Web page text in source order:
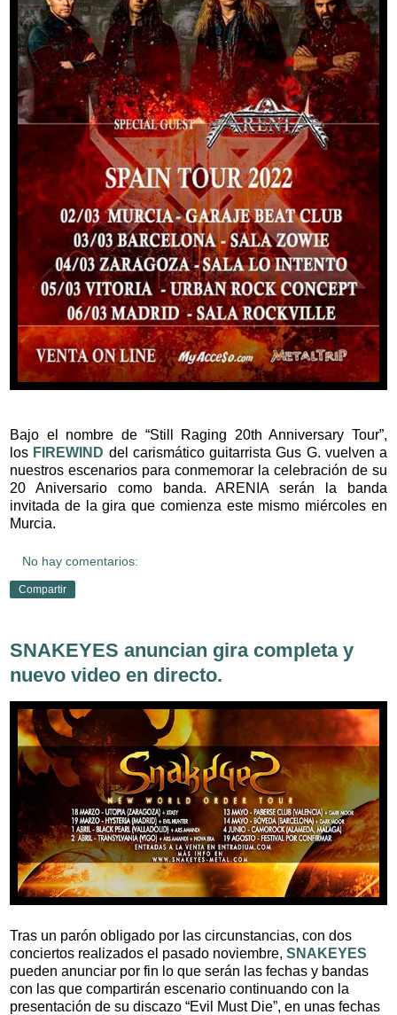
Bajo el nombre de “Still Raging 20th Anniversary Tour”,
los FIREWIND del carismático guitarrista Gus G. vuelven a
nuestros escenarios para conmemorar la celebración de su
20 Aniversario como banda. ARENIA serán la banda
invitada de la gira que comienza este mismo miércoles en
Murcia.
No hay comentarios:
Compartir
SNAKEYES anuncian gira completa y
nuevo video en directo.
Tras un parón obligado por las circunstancias, con dos
conciertos realizados el pasado noviembre, SNAKEYES
pueden anunciar por fin lo que serán las fechas y bandas
con las que compartirán escenario continuando con la
presentación de su discazo “Evil Must Die”, en unas fechas